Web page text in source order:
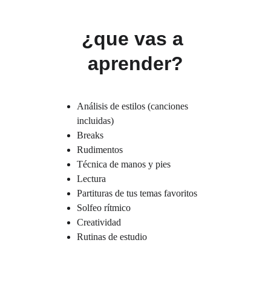
¿que vas a
aprender?
Análisis de estilos (canciones
incluidas)
Breaks
Rudimentos
Técnica de manos y pies
Lectura
Partituras de tus temas favoritos
Solfeo rítmico
Creatividad
Rutinas de estudio